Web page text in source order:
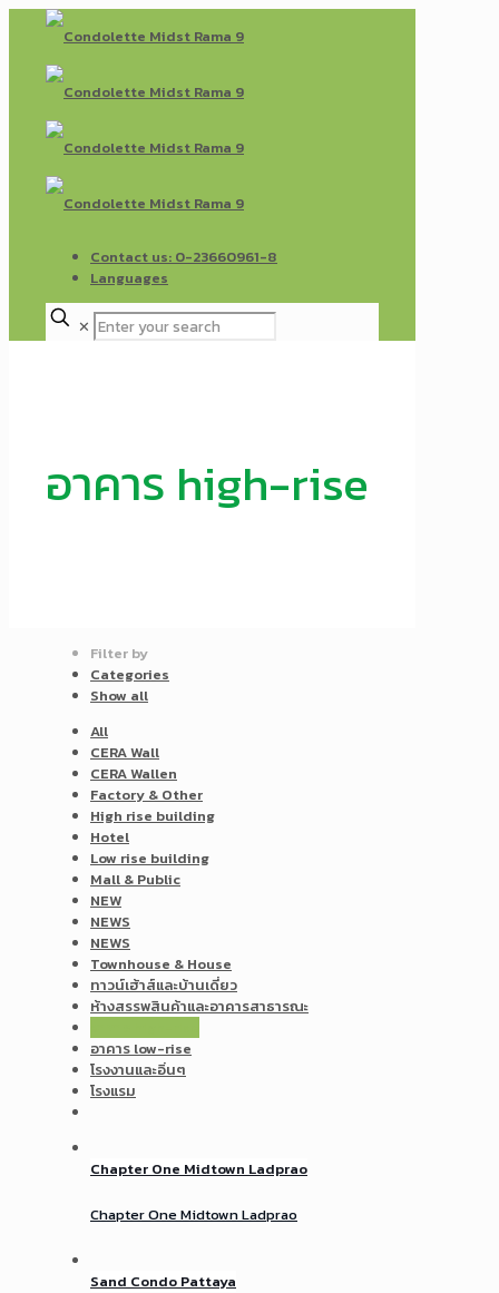
Contact us: 0-23660961-8
Languages
✕
อาคาร high-rise
Filter by
Categories
Show all
All
CERA Wall
CERA Wallen
Factory & Other
High rise building
Hotel
Low rise building
Mall & Public
NEW
NEWS
NEWS
Townhouse & House
ทาวน์เฮ้าส์และบ้านเดี่ยว
ห้างสรรพสินค้าและอาคารสาธารณะ
อาคาร low-rise
โรงงานและอิ่นๆ
โรงแรม
Chapter One Midtown Ladprao
Chapter One Midtown Ladprao
Sand Condo Pattaya